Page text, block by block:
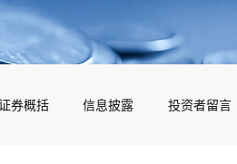
券概括 信息披露 投资者留言